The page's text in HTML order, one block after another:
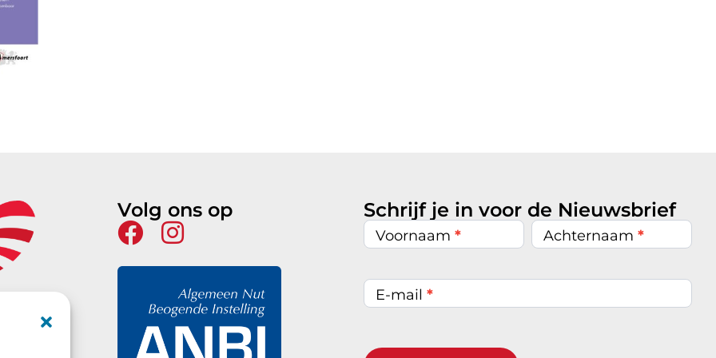
Volg ons op Schrijf je in voor de Nieuwsbrief
Nieuwsbrief
inschrijven
Voornaam* Achternaam *
E-mail*